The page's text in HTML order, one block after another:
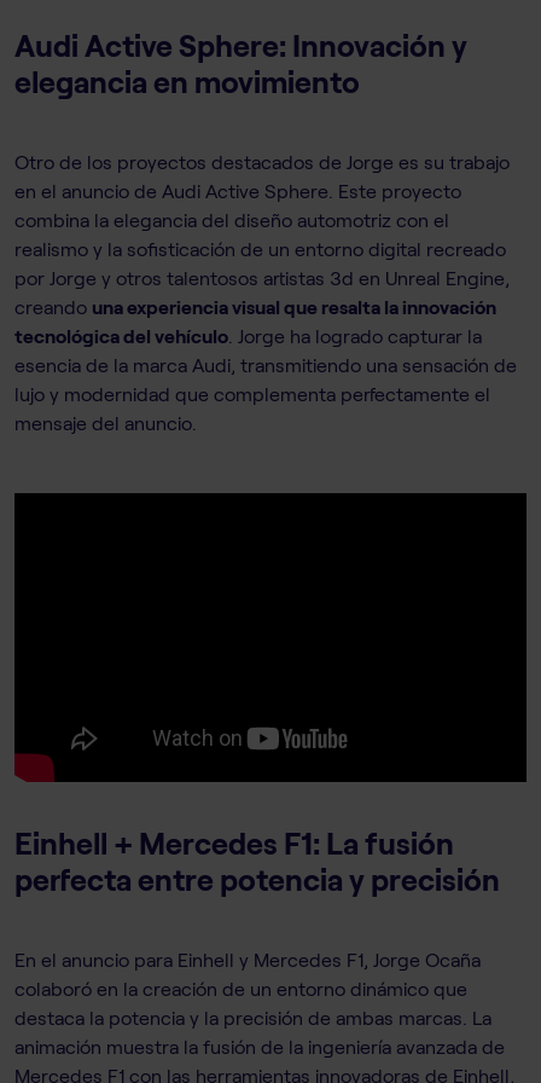
Audi Active Sphere: Innovación y
elegancia en movimiento
Otro de los proyectos destacados de Jorge es su trabajo
en el anuncio de Audi Active Sphere. Este proyecto
combina la elegancia del diseño automotriz con el
realismo y la sofisticación de un entorno digital recreado
por Jorge y otros talentosos artistas 3d en Unreal Engine,
creando una experiencia visual que resalta la innovación
tecnológica del vehículo . Jorge ha logrado capturar la
esencia de la marca Audi, transmitiendo una sensación de
lujo y modernidad que complementa perfectamente el
mensaje del anuncio.
Einhell + Mercedes F1: La fusión
perfecta entre potencia y precisión
En el anuncio para Einhell y Mercedes F1, Jorge Ocaña
colaboró en la creación de un entorno dinámico que
destaca la potencia y la precisión de ambas marcas. La
animación muestra la fusión de la ingeniería avanzada de
Mercedes F1 con las herramientas innovadoras de Einhell,